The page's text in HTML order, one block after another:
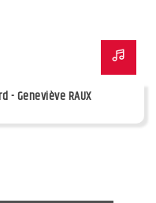
- Geneviève RAUX